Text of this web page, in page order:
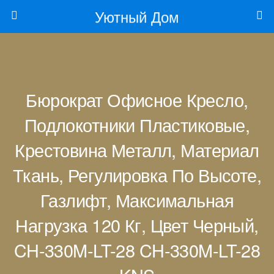
Уютный Дом
Бюрократ Офисное Кресло,
Подлокотники Пластиковые,
Крестовина Металл, Материал
Ткань, Регулировка По Высоте,
Газлифт, Максимальная
Нагрузка 120 Кг, Цвет Черный,
CH-330M-LT-28 CH-330M-LT-28